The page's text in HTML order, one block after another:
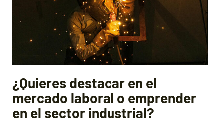
¿Quieres destacar en el
mercado laboral o emprender
en el sector industrial?